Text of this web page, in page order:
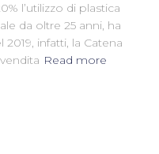
l’utilizzo di plastica
da oltre 25 anni, ha
infatti, la Catena
Read more